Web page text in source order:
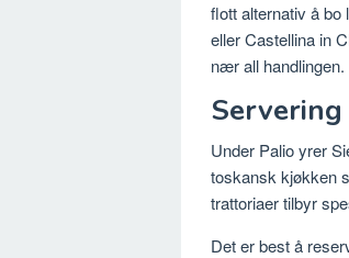
flott alternativ å
eller Castellina in
nær all handlingen.
Under Palio yrer
toskansk kjøkken
trattoriaer tilbyr
Det er best å